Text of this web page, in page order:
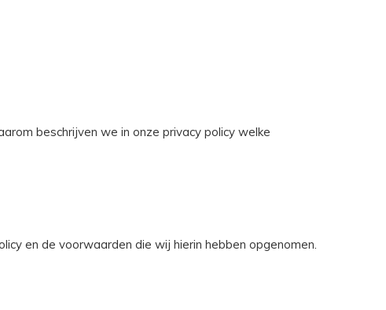
beschrijven we in onze privacy policy welke
en de voorwaarden die wij hierin hebben opgenomen.